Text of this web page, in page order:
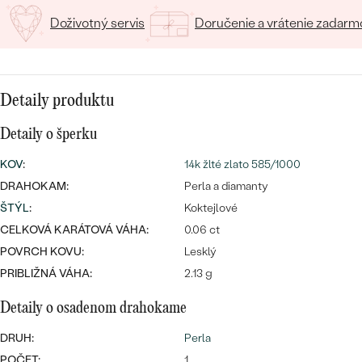
Najpredávanejšie
svadobné
obrúčky
DRAHOKAM
PODĽA MATERIÁLU
ZLATO
STRIEBRO
S DRAHOKAMAMI
S LAB GROWN DIAMANTMI
S PERLAMI
PERSONALIZOVANÉ
SYMBOLICKÉ
MINIMALISTICKÉ
PODĽA PRÍLEŽITOSTI
PODĽA FARBY
CENOVO DOSTUPNÉ
LUXUSNÉ
LUXUSNÉ
Doživotný servis Doručenie a vrátenie
Detaily produktu
Detaily o šperku
KOV:
14k žlté zlato 585/1000
DRAHOKAM:
Perla a diamanty
ŠTÝL:
Koktejlové
CELKOVÁ KARÁTOVÁ VÁHA:
0.06 ct
POVRCH KOVU:
Lesklý
PRIBLIŽNÁ VÁHA:
2.13 g
Detaily o osadenom drahokame
DRUH:
Perla